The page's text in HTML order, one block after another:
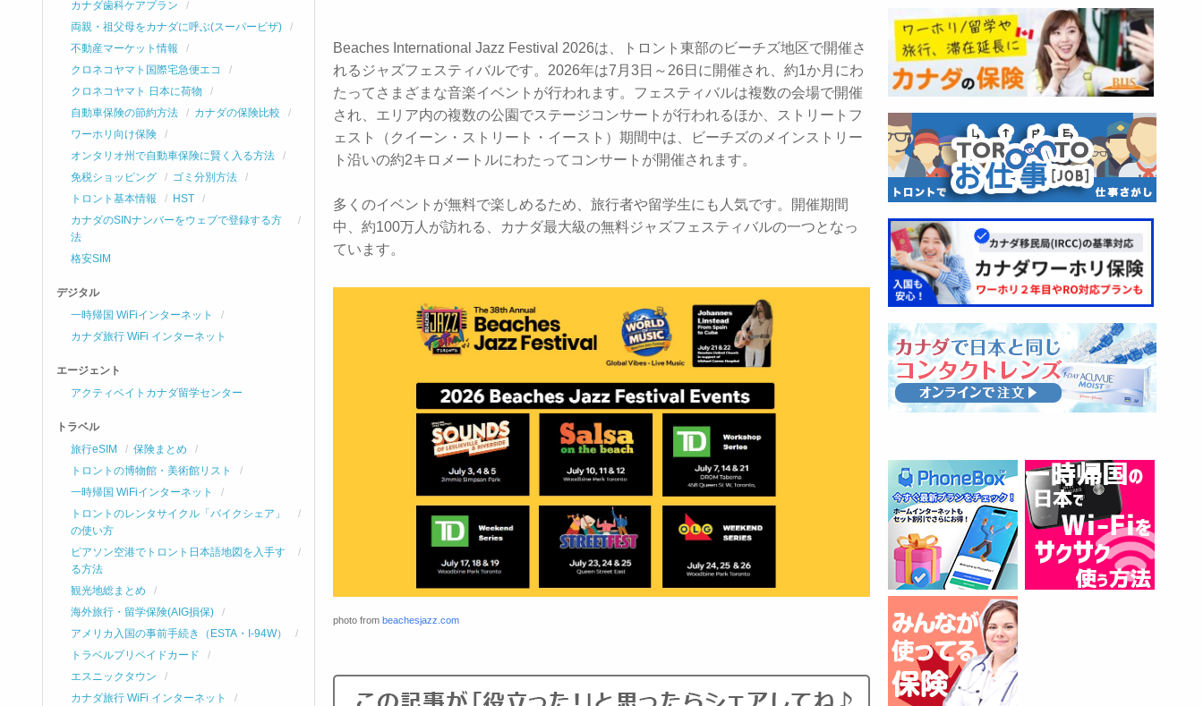
Beaches International Jazz Festival 2026は、トロント東部のビーチズ地区で開催さ
れるジャズフェスティバルです。2026年は7月3日～26日に開催され、約1か月にわ
たってさまざまな音楽イベントが行われます。フェスティバルは複数の会場で開催
され、エリア内の複数の公園でステージコンサートが行われるほか、ストリートフ
ェスト（クイーン・ストリート・イースト）期間中は、ビーチズのメインストリー
ト沿いの約2キロメートルにわたってコンサートが開催されます。
多くのイベントが無料で楽しめるため、旅行者や留学生にも人気です。開催期間
中、約100万人が訪れる、カナダ最大級の無料ジャズフェスティバルの一つとなっ
ています。
photo from beachesjazz.com
カナダ歯科ケアプラン
両親・祖父母をカナダに呼ぶ(スーパービザ)
不動産マーケット情報
クロネコヤマト国際宅急便エコ
クロネコヤマト 日本に荷物
自動車保険の節約方法
カナダの保険比較
ワーホリ向け保険
オンタリオ州で自動車保険に賢く入る方法
免税ショッピング
ゴミ分別方法
トロント基本情報
HST
カナダのSINナンバーをウェブで登録する方
法
格安SIM
デジタル
一時帰国 WiFiインターネット
カナダ旅行 WiFi インターネット
エージェント
アクティベイトカナダ留学センター
トラベル
旅行eSIM
保険まとめ
トロントの博物館・美術館リスト
一時帰国 WiFiインターネット
トロントのレンタサイクル「バイクシェア」
の使い方
ピアソン空港でトロント日本語地図を入手す
る方法
観光地総まとめ
海外旅行・留学保険(AIG損保)
アメリカ入国の事前手続き（ESTA・I-94W）
トラベルプリペイドカード
エスニックタウン
カナダ旅行 WiFi インターネット